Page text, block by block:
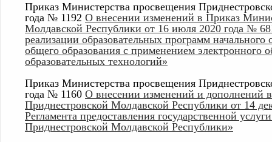
Приказ Министерства просвещения
года № 1192 О внесении изменений в Приказ
Молдавской Республики от 16 июля 2020 года №
реализации образовательных программ
общего образования с применением электронного
образовательных технологий»
Приказ Министерства просвещения
года № 1160 О внесении изменений и дополнений
Приднестровской Молдавской Республики от 14
Регламента предоставления государственной
Приднестровской Молдавской Республики»